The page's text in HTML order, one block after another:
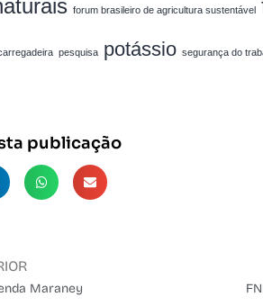
forum brasileiro de agricultura sustentável
pesquisa potássio segurança do
publicação
Maraney